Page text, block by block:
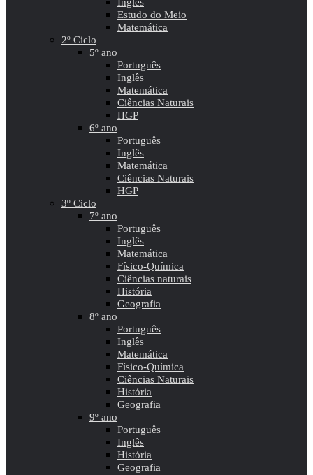
Estudo do Meio
Matemática
2º Ciclo
5º ano
Português
Inglês
Matemática
Ciências Naturais
HGP
6º ano
Português
Inglês
Matemática
Ciências Naturais
HGP
3º Ciclo
7º ano
Português
Inglês
Matemática
Físico-Química
Ciências naturais
História
Geografia
8º ano
Português
Inglês
Matemática
Físico-Química
Ciências Naturais
História
Geografia
9º ano
Português
Inglês
História
Geografia